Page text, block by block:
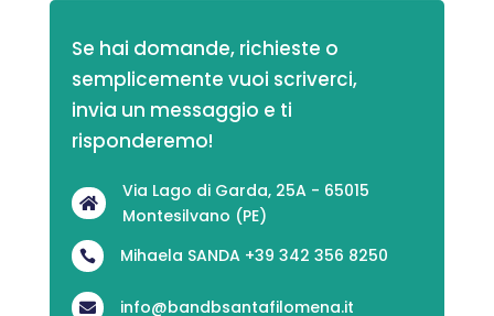
Se hai domande, richieste o
semplicemente vuoi scriverci,
invia un messaggio e ti
risponderemo!

Via Lago di Garda, 25A - 65015
Montesilvano (PE)
 Mihaela SANDA +39 342 356 8250
 info@bandbsantafilomena.it